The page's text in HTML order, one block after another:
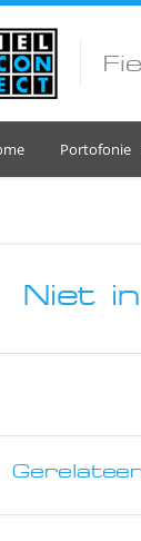
Portofonie
Niet